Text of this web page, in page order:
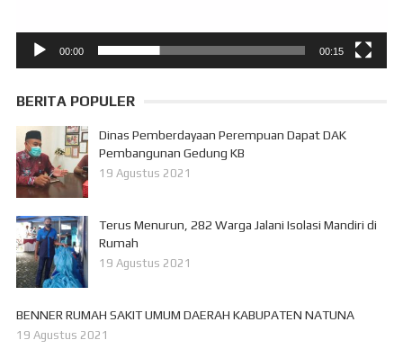
00:00 00:15
BERITA POPULER
Dinas Pemberdayaan Perempuan Dapat DAK
Pembangunan Gedung KB
19 Agustus 2021
Terus Menurun, 282 Warga Jalani Isolasi Mandiri di
Rumah
19 Agustus 2021
BENNER RUMAH SAKIT UMUM DAERAH KABUPATEN NATUNA
19 Agustus 2021